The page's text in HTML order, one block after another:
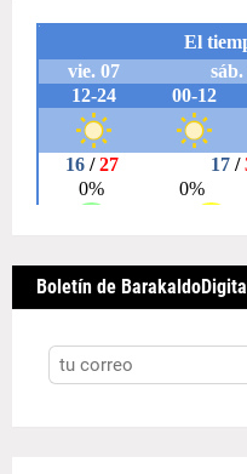
Boletín de BarakaldoDigital